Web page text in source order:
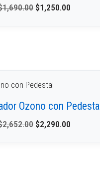
1,690.00 $1,250.00
Ozono con Pedestal
2,652.00 $2,290.00